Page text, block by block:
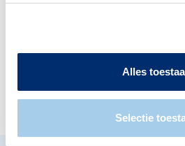
Alles
Selectie
1
1